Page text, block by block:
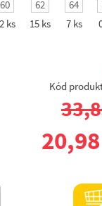
60
ks
62
15 ks
64
7 ks
Kód